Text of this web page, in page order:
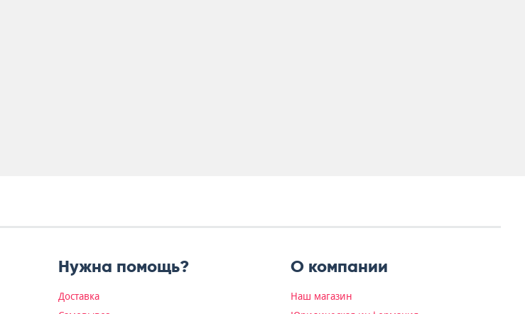
Нужна помощь?
Доставка
О компании
Наш магазин